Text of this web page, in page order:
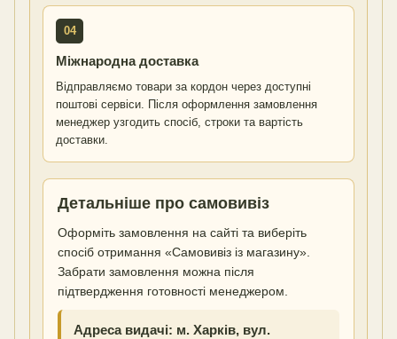
04
Міжнародна доставка
Відправляємо товари за кордон через доступні
поштові сервіси. Після оформлення замовлення
менеджер узгодить спосіб, строки та вартість
доставки.
Детальніше про самовивіз
Оформіть замовлення на сайті та виберіть
спосіб отримання «Самовивіз із магазину».
Забрати замовлення можна після
підтвердження готовності менеджером.
Адреса видачі: м. Харків, вул.